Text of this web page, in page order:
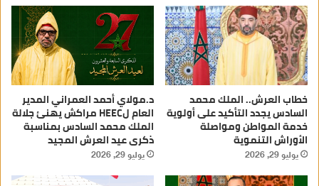
خطاب العرش.. الملك محمد
السادس يجدد التأكيد على أولوية
خدمة المواطن ومواصلة
الأوراش التنموية
يوليو 29, 2026
د.مولاي أحمد العمراني المدير
العام لHEEC مراكش يهنئ جلالة
الملك محمد السادس بمناسبة
ذكرى عيد العرش المجيد
يوليو 29, 2026